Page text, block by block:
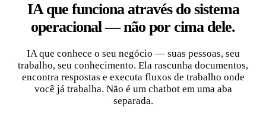
IA que funciona através do sistema
operacional — não por cima dele.
IA que conhece o seu negócio — suas pessoas, seu
trabalho, seu conhecimento. Ela rascunha documentos,
encontra respostas e executa fluxos de trabalho onde
você já trabalha. Não é um chatbot em uma aba
separada.